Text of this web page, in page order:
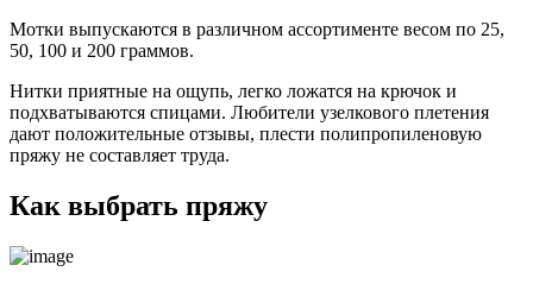
Мотки выпускаются в различном ассортименте весом по 25,
50, 100 и 200 граммов.
Нитки приятные на ощупь, легко ложатся на крючок и
подхватываются спицами. Любители узелкового плетения
дают положительные отзывы, плести полипропиленовую
пряжу не составляет труда.
Как выбрать пряжу